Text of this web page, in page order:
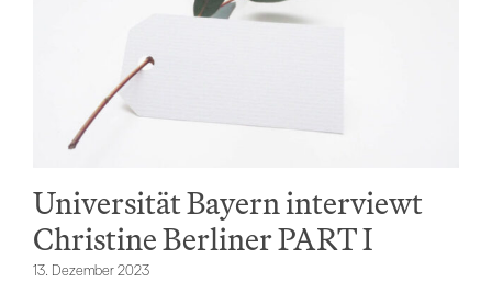
Universität Bayern interviewt
Christine Berliner PART I
13. Dezember 2023